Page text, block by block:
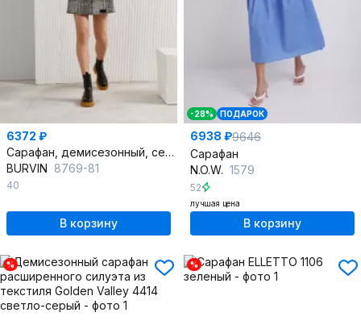
6372 ₽
Сарафан, демисезонный, серый, черный, на каждый день, шерсть и экокожа
BURVIN 8769-81
40
В корзину
-28% ПОДАРОК
6938 ₽9646
Сарафан
N.O.W. 1579
52
лучшая цена
В корзину
% %